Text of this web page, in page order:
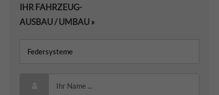
IHR FAHRZEUG-
AUSBAU / UMBAU »